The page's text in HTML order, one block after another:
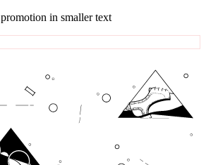
in smaller text